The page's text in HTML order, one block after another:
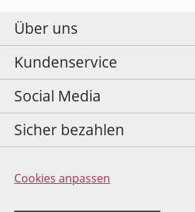
Über uns
Kundenservice
Social Media
Sicher bezahlen
Cookies anpassen